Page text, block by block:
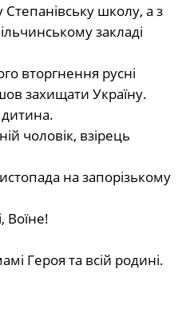
школу, а з
закладі
вторгнення русні
захищати Україну.
чоловік, взірець
на запорізькому
Воїне!
Героя та всій родині.